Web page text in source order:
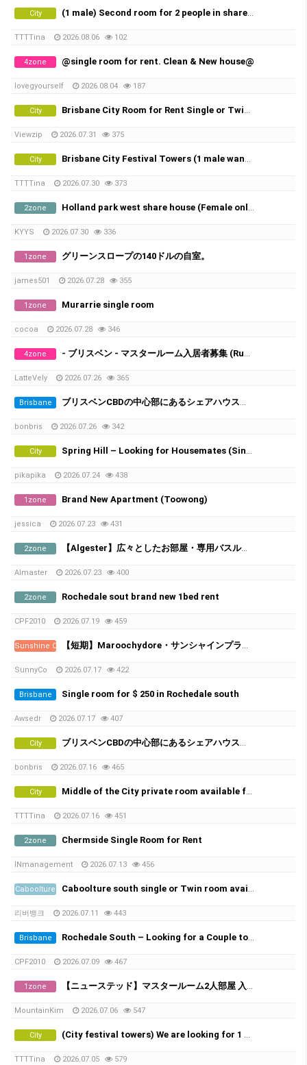
City (1 male) Second room for 2 people in share room (Availble from 20th of August)
TTTTina 2026.08.06 102
4zone @single room for rent. Clean & New house@
lovegyourself 2026.08.04 187
City Brisbane City Room for Rent Single or Twin share
Viewzip 2026.07.31 375
City Brisbane City Festival Towers (1 male wanted)
TTTTina 2026.07.30 373
2zone Holland park west share house (Female only)
KYYS 2026.07.30 336
1zone グリーンスロープの140ドルの自室。
james501 2026.07.28 355
1zone Murarrie single room
cocoa 2026.07.28 346
4zone - ブリスベン - マスタールーム入居者募集 (Runcorn/Fruitgrove)
LatteVely 2026.07.26 365
Brisbane ブリスベンCBDの中心部にあるシェアハウスで、女性シェアメイトを募集しています！
bonbris 2026.07.26 342
City Spring Hill – Looking for Housemates (Single Room & Shared Room Available)
pikapika 2026.07.24 438
1zone Brand New Apartment (Toowong)
jessica 2026.07.23 431
2zone ​【Algester】広々としたお部屋・専用バスルーム＆家電付き
Almaster 2026.07.23 400
2zone Rochedale sout brand new 1bed rent
CPF2010 2026.07.19 459
Sunshine Coast【短期】Maroochydore・サンシャインプラザ近くの新築アパート／シェアメイト募集
SunnyCo 2026.07.17 422
Brisbane Single room for $ 250 in Rochedale south
Awsedr 2026.07.17 407
City ブリスベンCBDの中心部にあるシェアハウスで、女性シェアメイトを募集しています！
bonbris 2026.07.16 465
City Middle of the City private room available from 21th of July
TTTTina 2026.07.16 451
2zone Chermside Single Room for Rent
INmanagement 2026.07.13 456
Caboolture Caboolture south single or Twin room available Non smoker only , No car park space
리버뱅크 2026.07.11 443
Brisbane Rochedale South – Looking for a Couple to Rent
CPF2010 2026.07.09 467
1zone 【ニューステッド】マスタールーム2人部屋 入居者募集
MountainKim 2026.07.06 547
City (City festival towers) We are looking for 1 male in share room.
TTTTina 2026.07.05 579